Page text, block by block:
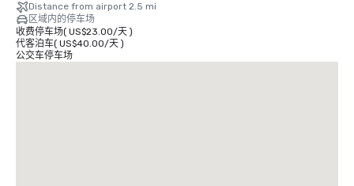
Distance from airport 2.5 mi
区域内的停车场
收费停车场( US$23.00/天)
代客泊车( US$40.00/天)
公交车停车场